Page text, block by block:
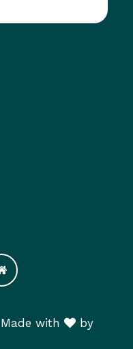
Made with
​ by